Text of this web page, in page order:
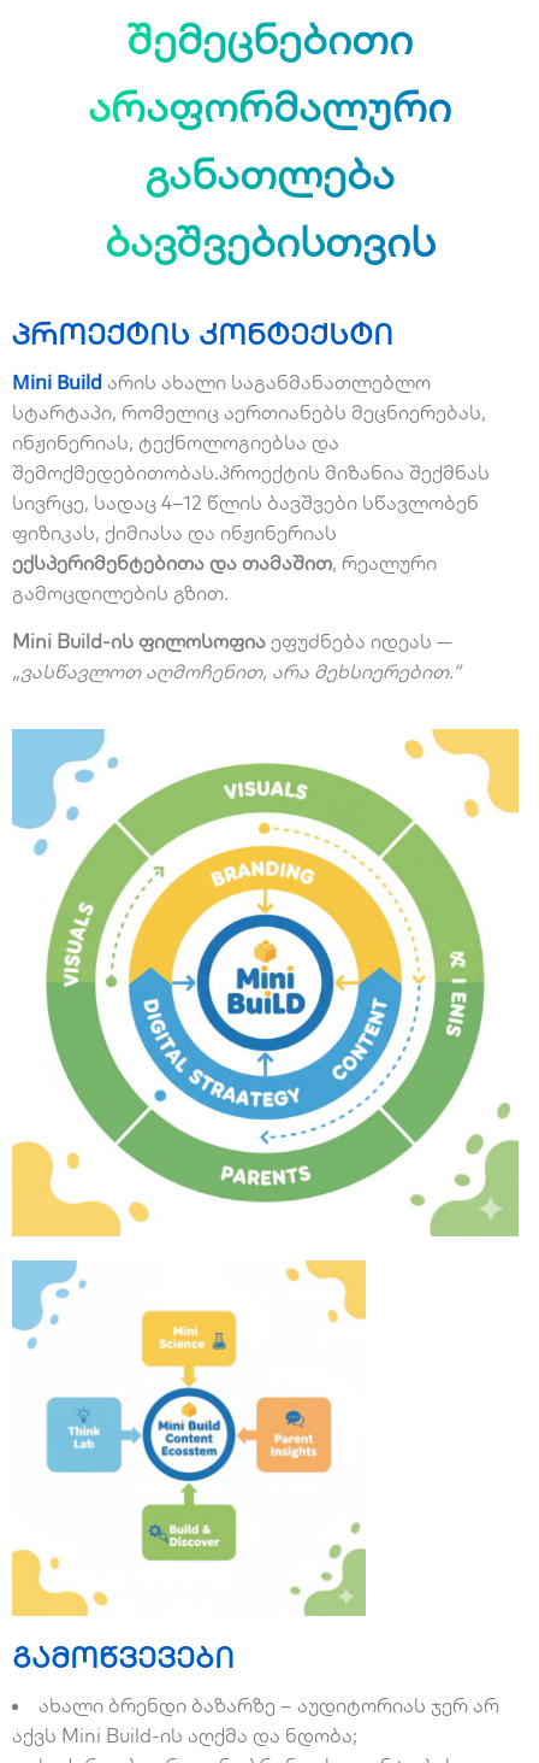
შემეცნებითი
არაფორმალური
განათლება
ბავშვებისთვის
პროექტის კონტექსტი
Mini Build არის ახალი საგანმანათლებლო
სტარტაპი, რომელიც აერთიანებს მეცნიერებას,
ინჟინერიას, ტექნოლოგიებსა და
შემოქმედებითობას.პროექტის მიზანია შექმნას
სივრცე, სადაც 4–12 წლის ბავშვები სწავლობენ
ფიზიკას, ქიმიასა და ინჟინერიას
ექსპერიმენტებითა და თამაშით, რეალური
გამოცდილების გზით.
Mini Build-ის ფილოსოფია ეფუძნება იდეას —
„ვასწავლოთ აღმოჩენით, არა მეხსიერებით.“
გამოწვევები
ახალი ბრენდი ბაზარზე – აუდიტორიას ჯერ არ
აქვს Mini Build-ის აღქმა და ნდობა;